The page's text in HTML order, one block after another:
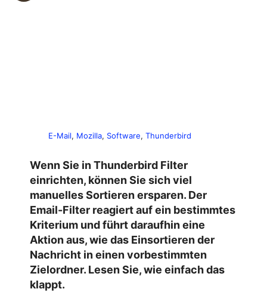
E-Mail, Mozilla, Software, Thunderbird
Wenn Sie in Thunderbird Filter
einrichten, können Sie sich viel
manuelles Sortieren ersparen. Der
Email-Filter reagiert auf ein bestimmtes
Kriterium und führt daraufhin eine
Aktion aus, wie das Einsortieren der
Nachricht in einen vorbestimmten
Zielordner. Lesen Sie, wie einfach das
klappt.